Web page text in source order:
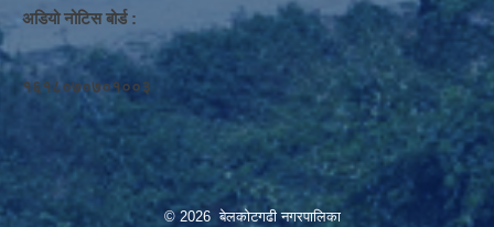
अडियो नोटिस बोर्ड :
१६१८०७०७०१००३
© 2026 बेलकोटगढी नगरपालिका